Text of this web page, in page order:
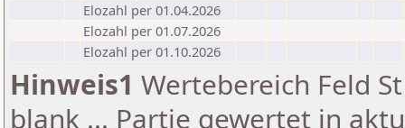
Elozahl per 01.04.2026
Elozahl per 01.07.2026
Elozahl per 01.10.2026
Hinweis1 Wertebereich Feld
blank ... Partie gewertet in